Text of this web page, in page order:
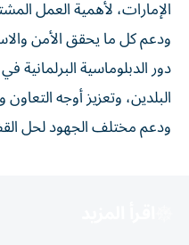
الإمارات، لأهمية العمل
ودعم كل ما يحقق الأمن
دور الدبلوماسية البرلمانية
البلدين، وتعزيز أوجه
ودعم مختلف الجهود لحل